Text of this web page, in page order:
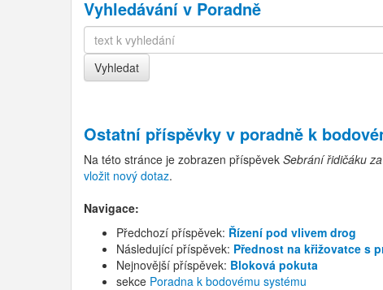
Vyhledávání v Poradně
Ostatní příspěvky v poradně k
Na této stránce je zobrazen příspěvek Sebrání řidičáku
vložit nový dotaz.
Navigace:
Předchozí příspěvek: Řízení pod vlivem drog
Následující příspěvek: Přednost na křižovatce s
Nejnovější příspěvek: Bloková pokuta
sekce Poradna k bodovému systému